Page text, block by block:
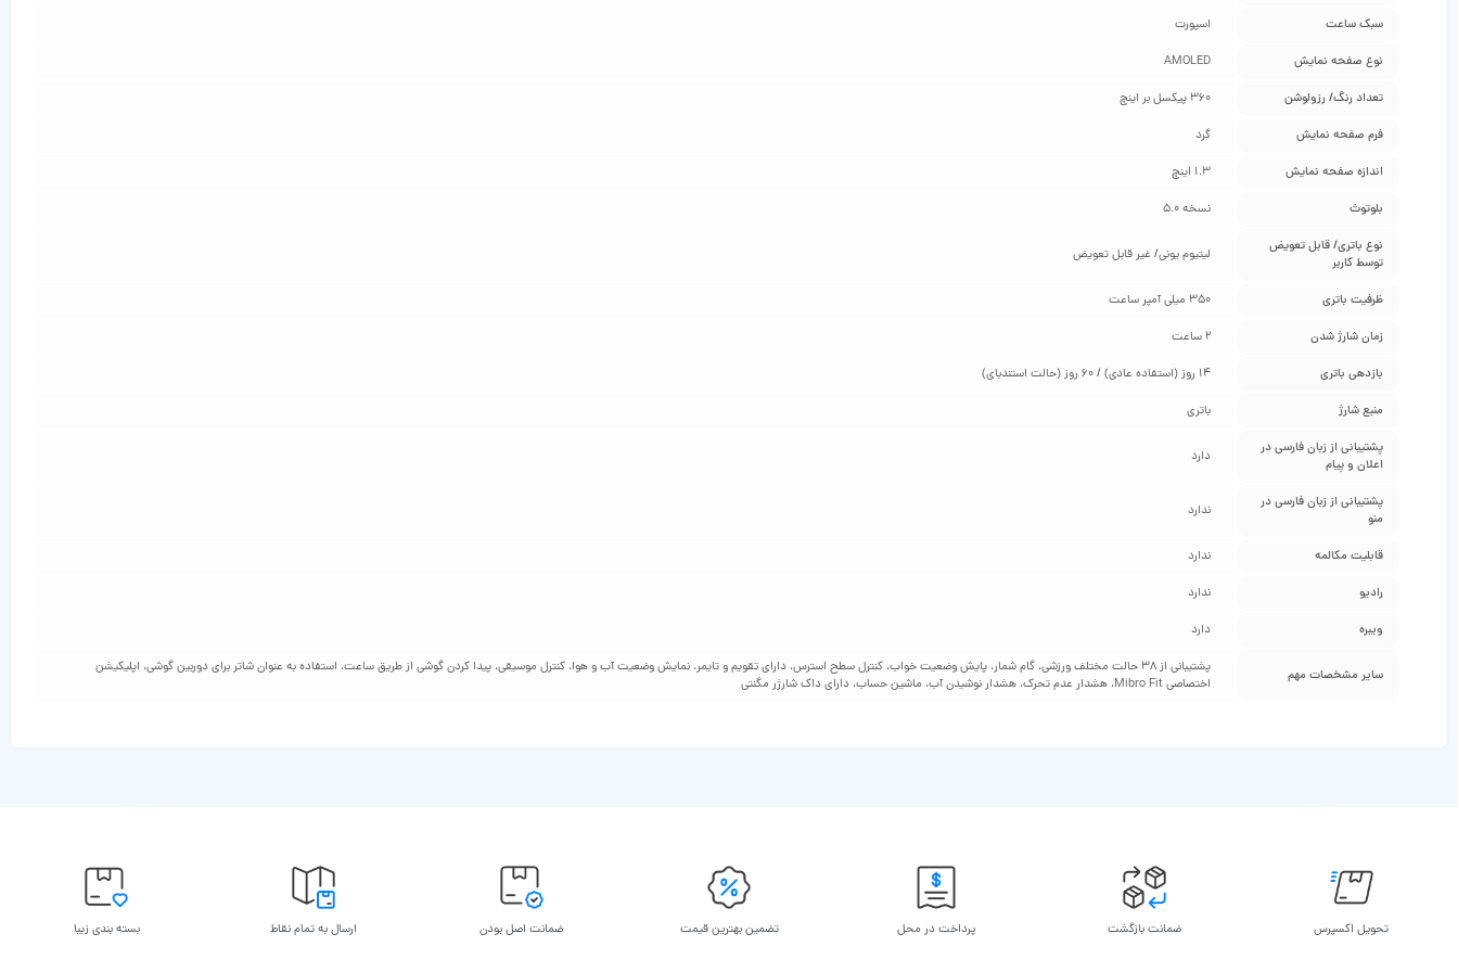
سبک ساعت اسپورت
نوع صفحه نمایش AMOLED
تعداد رنگ/ رزولوشن 360 پیکسل بر اینچ
فرم صفحه نمایش گرد
اندازه صفحه نمایش 1.3 اینچ
بلوتوث نسخه 5.0
نوع باتری/ قابل تعویض
توسط کاربر
لیتیوم یونی/ غیر قابل تعویض
ظرفیت باتری 350 میلی آمپر ساعت
زمان شارژ شدن 2 ساعت
بازدهی باتری 14 روز (استفاده عادی) / 60 روز (حالت استندبای)
منبع شارژ باتری
پشتیبانی از زبان فارسی در
اعلان و پیام
دارد
پشتیبانی از زبان فارسی در
منو
ندارد
قابلیت مکالمه ندارد
رادیو ندارد
ویبره دارد
سایر مشخصات مهم
پشتیبانی از 38 حالت مختلف ورزشی، گام شمار، پایش وضعیت خواب، کنترل سطح استرس، دارای تقویم و تایمر، نمایش وضعیت آب و هوا، کنترل موسیقی، پیدا کردن گوشی از طریق ساعت، استفاده به عنوان شاتر برای دوربین گوشی، اپلیکیشن
اختصاصی Mibro Fit، هشدار عدم تحرک، هشدار نوشیدن آب، ماشین حساب، دارای داک شارژر مگنتی
تحویل اکسپرس ضمانت بازگشت پرداخت در محل تضمین بهترین قیمت ضمانت اصل بودن ارسال به تمام نقاط بسته بندی زیبا